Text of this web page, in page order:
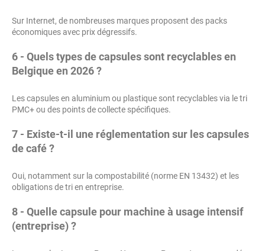
Sur Internet, de nombreuses marques proposent des packs
économiques avec prix dégressifs.
6 - Quels types de capsules sont recyclables en
Belgique en 2026 ?
Les capsules en aluminium ou plastique sont recyclables via le tri
PMC+ ou des points de collecte spécifiques.
7 - Existe-t-il une réglementation sur les capsules
de café ?
Oui, notamment sur la compostabilité (norme EN 13432) et les
obligations de tri en entreprise.
8 - Quelle capsule pour machine à usage intensif
(entreprise) ?